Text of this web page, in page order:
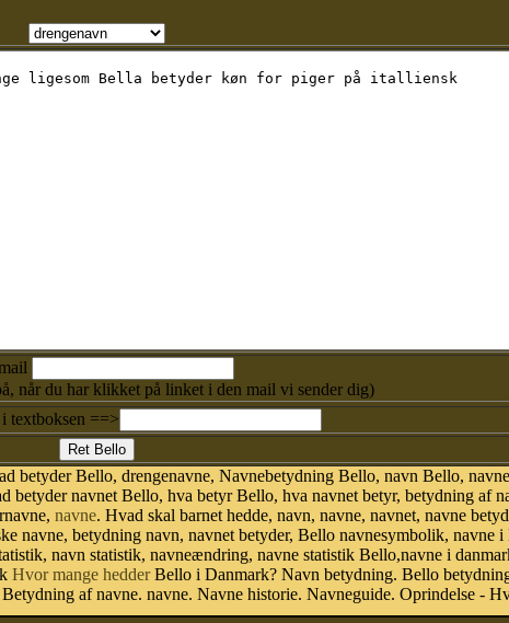
når du har klikket på linket i den mail vi sender dig)
textboksen ==>
betyder Bello, drengenavne, Navnebetydning Bello, navn Bello,
navnet Bello, hva betyr Bello, hva navnet betyr, betydning af
navne. Hvad skal barnet hedde, navn, navne, navnet, navne
navne, betydning navn, navnet betyder, Bello navnesymbolik, navne i
navn statistik, navneændring, navne statistik Bello,navne i
Hvor mange hedderBello i Danmark? Navn betydning. Bello
af navne. navne. Navne historie. Navneguide. Oprindelse -